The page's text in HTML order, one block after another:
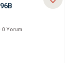
0 Yorum